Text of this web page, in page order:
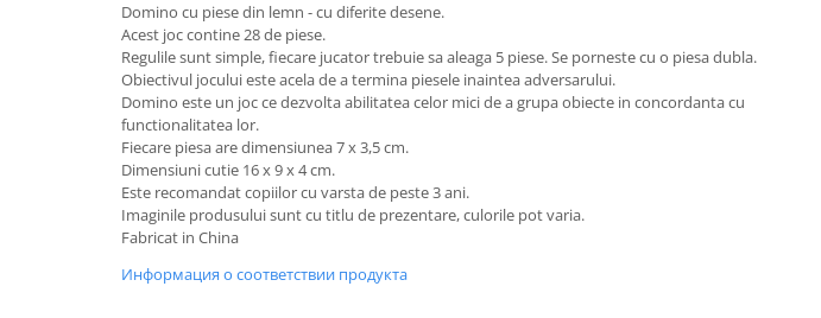
Domino cu piese din lemn - cu diferite desene.
Acest joc contine 28 de piese.
Regulile sunt simple, fiecare jucator trebuie sa aleaga 5 piese. Se porneste cu o piesa dubla.
Obiectivul jocului este acela de a termina piesele inaintea adversarului.
Domino este un joc ce dezvolta abilitatea celor mici de a grupa obiecte in concordanta cu
functionalitatea lor.
Fiecare piesa are dimensiunea 7 x 3,5 cm.
Dimensiuni cutie 16 x 9 x 4 cm.
Este recomandat copiilor cu varsta de peste 3 ani.
Imaginile produsului sunt cu titlu de prezentare, culorile pot varia.
Fabricat in China
Информация о соответствии продукта